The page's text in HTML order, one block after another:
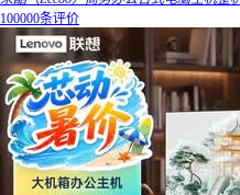
100000条评价